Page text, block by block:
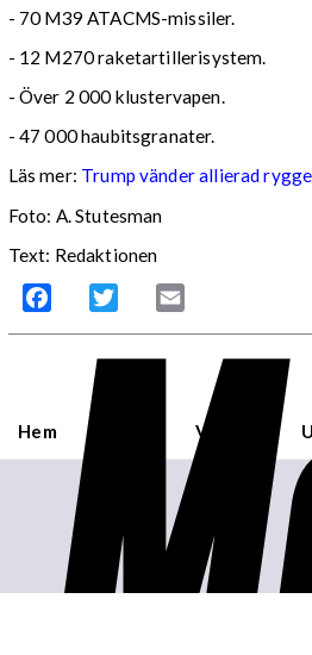
- 70 M39 ATACMS-missiler.
- 12 M270 raketartillerisystem.
- Över 2 000 klustervapen.
- 47 000 haubitsgranater.
Läs mer: Trump vänder allierad
Foto: A. Stutesman
Text: Redaktionen
Facebook Twitter
Hem Världen